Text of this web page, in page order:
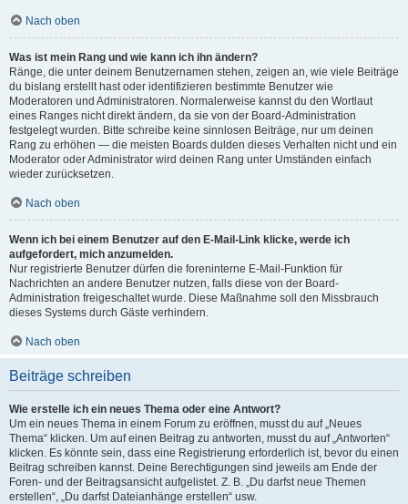
Nach oben
Was ist mein Rang und wie kann ich ihn ändern?
Ränge, die unter deinem Benutzernamen stehen, zeigen an, wie viele Beiträge
du bislang erstellt hast oder identifizieren bestimmte Benutzer wie
Moderatoren und Administratoren. Normalerweise kannst du den Wortlaut
eines Ranges nicht direkt ändern, da sie von der Board-Administration
festgelegt wurden. Bitte schreibe keine sinnlosen Beiträge, nur um deinen
Rang zu erhöhen — die meisten Boards dulden dieses Verhalten nicht und ein
Moderator oder Administrator wird deinen Rang unter Umständen einfach
wieder zurücksetzen.
Nach oben
Wenn ich bei einem Benutzer auf den E-Mail-Link klicke, werde ich
aufgefordert, mich anzumelden.
Nur registrierte Benutzer dürfen die foreninterne E-Mail-Funktion für
Nachrichten an andere Benutzer nutzen, falls diese von der Board-
Administration freigeschaltet wurde. Diese Maßnahme soll den Missbrauch
dieses Systems durch Gäste verhindern.
Nach oben
Beiträge schreiben
Wie erstelle ich ein neues Thema oder eine Antwort?
Um ein neues Thema in einem Forum zu eröffnen, musst du auf „Neues
Thema“ klicken. Um auf einen Beitrag zu antworten, musst du auf „Antworten“
klicken. Es könnte sein, dass eine Registrierung erforderlich ist, bevor du einen
Beitrag schreiben kannst. Deine Berechtigungen sind jeweils am Ende der
Foren- und der Beitragsansicht aufgelistet. Z. B. „Du darfst neue Themen
erstellen“, „Du darfst Dateianhänge erstellen“ usw.